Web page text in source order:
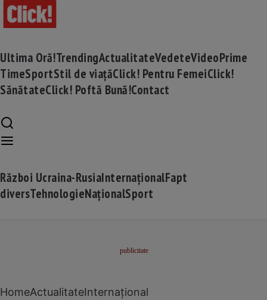
Ultima Oră!TrendingActualitateVedeteVideoPrime
TimeSportStil de viațăClick! Pentru FemeiClick!
SănătateClick! Poftă Bună!Contact
Război Ucraina-RusiaInternaționalFapt
diversTehnologieNaționalSport
HomeActualitateInternațional